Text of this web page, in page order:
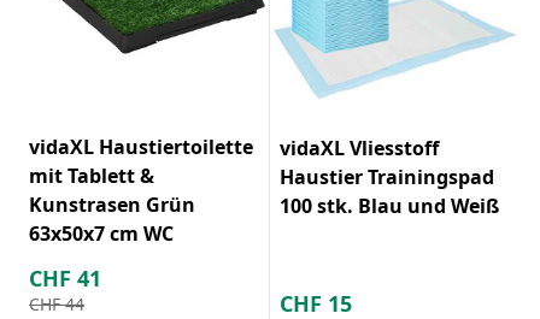
vidaXL Haustiertoilette
mit Tablett &
Kunstrasen Grün
63x50x7 cm WC
CHF 41
CHF 44
vidaXL Vliesstoff
Haustier Trainingspad
100 stk. Blau und Weiß
CHF 15